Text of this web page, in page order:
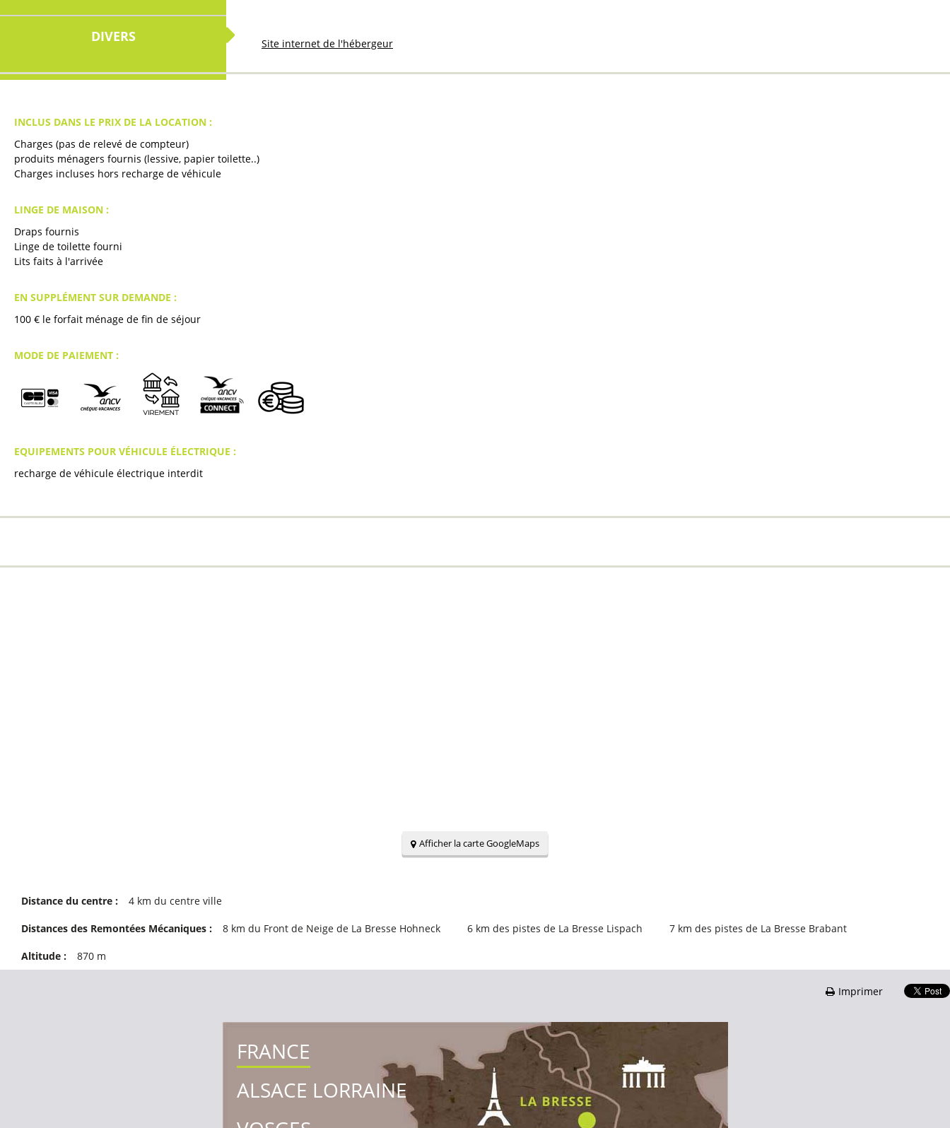
DIVERS Site internet de l'hébergeur
INCLUS DANS LE PRIX DE LA LOCATION :
Charges (pas de relevé de compteur)
produits ménagers fournis (lessive, papier toilette..)
Charges incluses hors recharge de véhicule
LINGE DE MAISON :
Draps fournis
Linge de toilette fourni
Lits faits à l'arrivée
EN SUPPLÉMENT SUR DEMANDE :
100 € le forfait ménage de fin de séjour
MODE DE PAIEMENT :
EQUIPEMENTS POUR VÉHICULE ÉLECTRIQUE :
recharge de véhicule électrique interdit
Afficher la carte GoogleMaps
Distance du centre : 4 km du centre ville
Distances des Remontées Mécaniques : 8 km du Front de Neige de La Bresse Hohneck 6 km des pistes de La Bresse Lispach 7 km des pistes de La Bresse Brabant
Altitude : 870 m
Imprimer
FRANCE
ALSACE LORRAINE